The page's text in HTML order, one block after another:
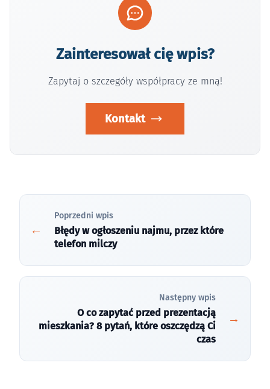
Zainteresował cię wpis?
Zapytaj o szczegóły współpracy ze mną!
Kontakt
Poprzedni wpis
Błędy w ogłoszeniu najmu, przez które
telefon milczy
Następny wpis
O co zapytać przed prezentacją
mieszkania? 8 pytań, które oszczędzą Ci
czas